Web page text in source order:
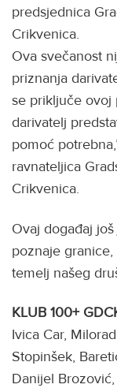
predsjednica
Crikvenica.
Ova svečanost
priznanja
se priključe ovoj
darivatelj
pomoć
ravnateljica
Crikvenica.
Ovaj događaj
poznaje
temelj našeg
KLUB 100+
Ivica Car,
Stopinšek,
Danijel